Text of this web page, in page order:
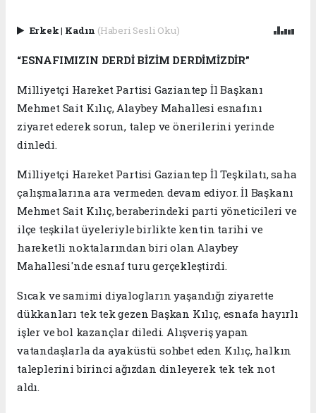
Erkek| Kadın (Haberi Sesli Oku)
“ESNAFIMIZIN DERDİ BİZİM DERDİMİZDİR”
Milliyetçi Hareket Partisi Gaziantep İl Başkanı
Mehmet Sait Kılıç, Alaybey Mahallesi esnafını
ziyaret ederek sorun, talep ve önerilerini yerinde
dinledi.
Milliyetçi Hareket Partisi Gaziantep İl Teşkilatı, saha
çalışmalarına ara vermeden devam ediyor. İl Başkanı
Mehmet Sait Kılıç, beraberindeki parti yöneticileri ve
ilçe teşkilat üyeleriyle birlikte kentin tarihi ve
hareketli noktalarından biri olan Alaybey
Mahallesi'nde esnaf turu gerçekleştirdi.
Sıcak ve samimi diyalogların yaşandığı ziyarette
dükkanları tek tek gezen Başkan Kılıç, esnafa hayırlı
işler ve bol kazançlar diledi. Alışveriş yapan
vatandaşlarla da ayaküstü sohbet eden Kılıç, halkın
taleplerini birinci ağızdan dinleyerek tek tek not
aldı.